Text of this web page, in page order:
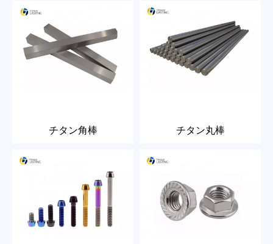
チタン角棒 チタン丸棒